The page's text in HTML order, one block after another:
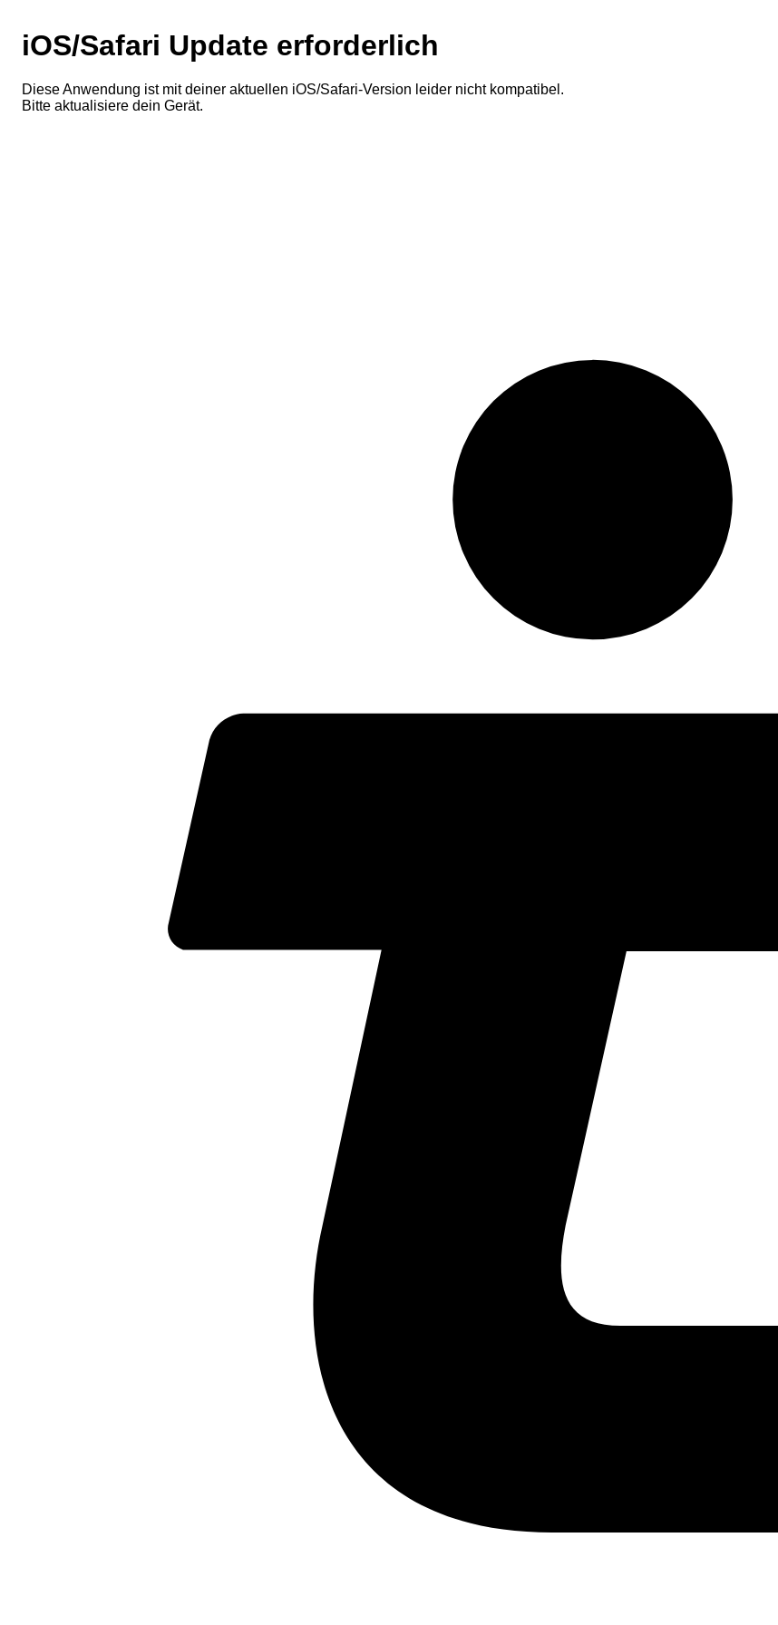
iOS/Safari Update erforderlich
Diese Anwendung ist mit deiner aktuellen iOS/Safari-Version leider nicht kompatibel.
Bitte aktualisiere dein Gerät.